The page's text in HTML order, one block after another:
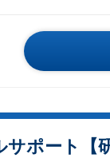
ポート【